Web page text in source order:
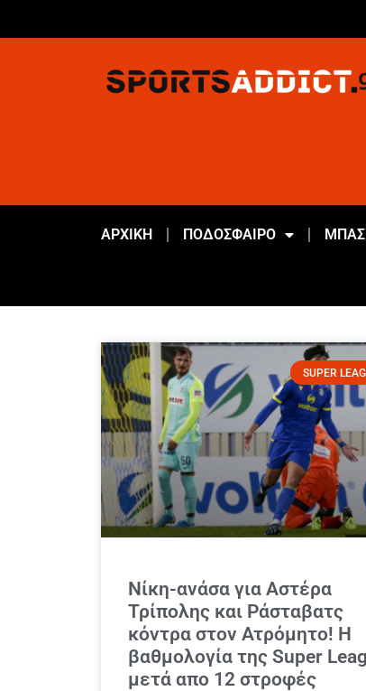
ΑΡΧΙΚΗ ΠΟΔΟΣΦΑΙΡΟ
SUPER
Νίκη-ανάσα για Αστέρα
Τρίπολης και Ράσταβατς
κόντρα στον Ατρόμητο! Η
βαθμολογία της Super
μετά απο 12 στροφές